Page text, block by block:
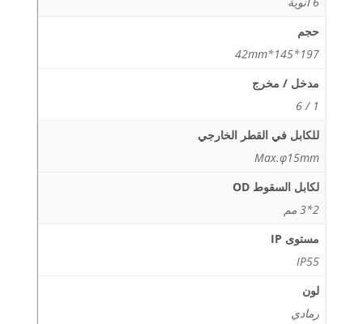
حجم
197*145*42mm
مدخل / مخرج
1 / 6
للكابل في القطر الخارجي
Max.φ15mm
لكابل السقوط OD
2*3 مم
مستوى IP
IP55
لون
رمادي